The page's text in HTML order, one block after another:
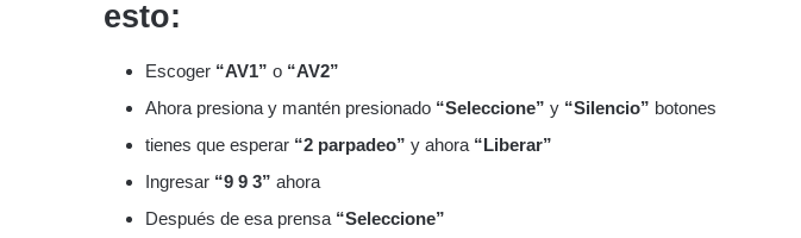
esto:
Escoger “AV1” o “AV2”
Ahora presiona y mantén presionado “Seleccione” y “Silencio” botones
tienes que esperar “2 parpadeo” y ahora “Liberar”
Ingresar “9 9 3” ahora
Después de esa prensa “Seleccione”